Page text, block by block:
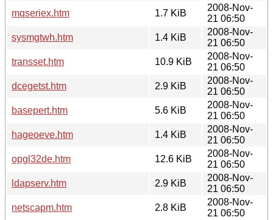
mqseriex.htm
1.7 KiB
2008-Nov-
21 06:50
sysmgtwh.htm
1.4 KiB
2008-Nov-
21 06:50
transset.htm
10.9 KiB
2008-Nov-
21 06:50
dcegetst.htm
2.9 KiB
2008-Nov-
21 06:50
basepert.htm
5.6 KiB
2008-Nov-
21 06:50
hageoeve.htm
1.4 KiB
2008-Nov-
21 06:50
opgl32de.htm
12.6 KiB
2008-Nov-
21 06:50
ldapserv.htm
2.9 KiB
2008-Nov-
21 06:50
netscapm.htm
2.8 KiB
2008-Nov-
21 06:50